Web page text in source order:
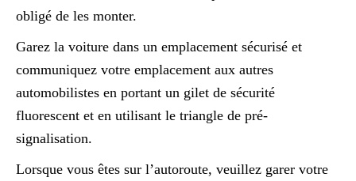
obligé de les monter.
Garez la voiture dans un emplacement sécurisé et
communiquez votre emplacement aux autres
automobilistes en portant un gilet de sécurité
fluorescent et en utilisant le triangle de pré-
signalisation.
Lorsque vous êtes sur l’autoroute, veuillez garer votre